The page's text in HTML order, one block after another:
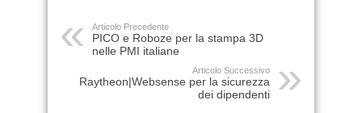
Articolo Precedente
PICO e Roboze per la stampa 3D
nelle PMI italiane
Articolo Successivo
Raytheon|Websense per la sicurezza
dei dipendenti